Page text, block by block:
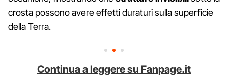
crosta possono avere effetti duraturi sulla superficie
della Terra.
Continua a leggere su Fanpage.it